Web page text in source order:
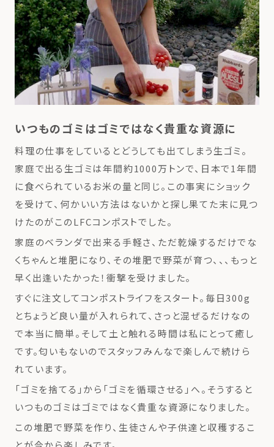
いつものゴミはゴミではなく貴重な資源に
料理の仕事をしているとどうしても出てしまう生ゴミ。
家庭で出る生ゴミは年間約1000万トンで、日本で1年間
に食べられているお米の量と同じ。この事実にショック
を受けて、何かいい方法はないかと探し果てた末に見つ
けたのがこのLFCコンポストでした。
家庭のベランダで出来る手軽さ、ただ乾燥するだけでな
くちゃんと堆肥になり、その堆肥で野菜が育つ、、、もっと
早く出逢いたかった！衝撃を受けました。
すぐに注文してコンポストライフをスタート。毎日300g
とちょうど良い量が入れられて、さっと混ぜるだけなの
で本当に簡単。そして土と触れる時間は私にとって癒し
です。匂いもないのでスタッフみんなで楽しんで続けら
れています。
「ゴミを捨てる」から「ゴミを循環させる」へ。そうすると
いつものゴミはゴミではなく貴重な資源になりました。
この堆肥で野菜を作り、生徒さんや子供達と収穫するこ